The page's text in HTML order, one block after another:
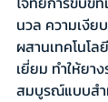
นวล ความเงีย
ผสานเทคโนโ
เยี่ยม ทำให้ยา
สมบูรณ์แบบสำ